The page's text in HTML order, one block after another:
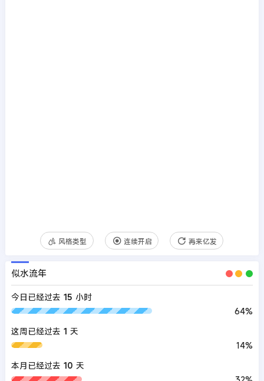
风格类型 连续开启 再来亿发
似水流年
今日已经过去 15 小时
64%
这周已经过去 1 天
14%
本月已经过去 10 天